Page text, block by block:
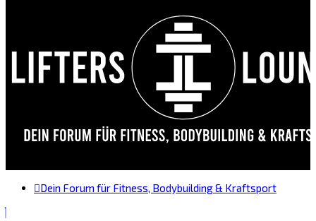
Dein Forum für Fitness, Bodybuilding & Kraftsport